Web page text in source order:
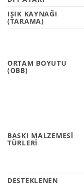
IŞIK KAYNAĞI
(TARAMA)
ORTAM BOYUTU
(OBB)
BASKI MALZEMESI
TÜRLERI
DESTEKLENEN